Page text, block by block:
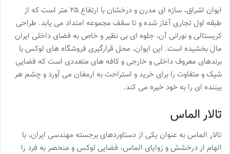
ایوان اشراق، سازه ای مدرن و درخشان با ارتفاع ۲۵ متر است که از
طبقه اول تجاری آغاز شده و تا سقف مجموعه امتداد می یابد. طراحی
کریستالی و نورانی آن، جلوه ای بی نظیر و خاص به فضای داخلی ایران
مال بخشیده است. این ایوان، محل قرارگیری فروشگاه های لوکس با
برندهای معروف داخلی و خارجی و کافه های متعددی است که فضایی
شیک و متفاوت را برای خرید و استراحت به ارمغان می آورد و چشم هر
بیننده ای را به خود خیره می کند.
تالار الماس
تالار الماس به عنوان یکی از دستاوردهای برجسته مهندسی ایران، با
الهام از درخشش و زوایای الماس، فضایی لوکس و منحصر به فرد را